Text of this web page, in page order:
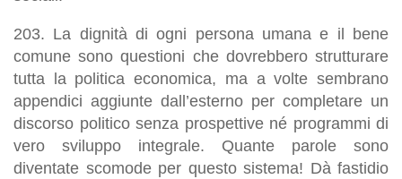
203. La dignità di ogni persona umana e il bene
comune sono questioni che dovrebbero strutturare
tutta la politica economica, ma a volte sembrano
appendici aggiunte dall’esterno per completare un
discorso politico senza prospettive né programmi di
vero sviluppo integrale. Quante parole sono
diventate scomode per questo sistema! Dà fastidio